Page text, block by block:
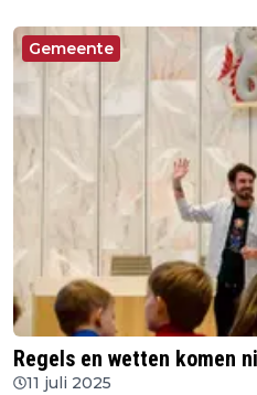
Gemeente
Regels en wetten komen
11 juli 2025